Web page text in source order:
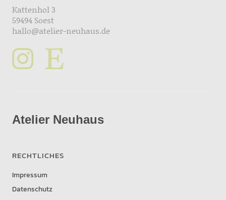
Kattenhol 3
59494 Soest
hallo@atelier-neuhaus.de
Atelier Neuhaus
RECHTLICHES
Impressum
Datenschutz